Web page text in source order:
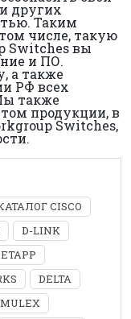
других
Таким
числе, такую
Switches вы
и ПО.
а также
РФ всех
также
продукции, в
Switches,
CISCO
D-LINK
DELTA